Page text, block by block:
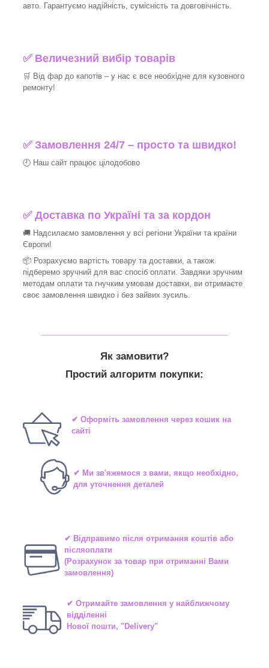
авто. Гарантуємо надійність, сумісність та довговічність.
✅ Величезний вибір товарів
🛒 Від фар до капотів – у нас є все необхідне для кузовного
ремонту!
✅ Замовлення 24/7 – просто та швидко!
🕘 Наш сайт працює цілодобово
✅ Доставка по Україні та за кордон
🚚 Надсилаємо замовлення у всі регіони України та країни
Європи!
📦 Розрахуємо вартість товару та доставки, а також
підберемо зручний для вас спосіб оплати. Завдяки зручним
методам оплати та гнучким умовам доставки, ви отримаєте
своє замовлення швидко і без зайвих зусиль.
Як замовити?
Простий алгоритм покупки:
✔ Оформіть замовлення через кошик на
сайті
✔ Ми зв'яжемося з вами, якщо необхідно,
для уточнення деталей
✔ Відправимо після отримання коштів або
післяоплати
(Розрахунок за товар при отриманні Вами
замовлення)
✔ Отримайте замовлення у найближчому
відділенні
Нової пошти, "Delivery"